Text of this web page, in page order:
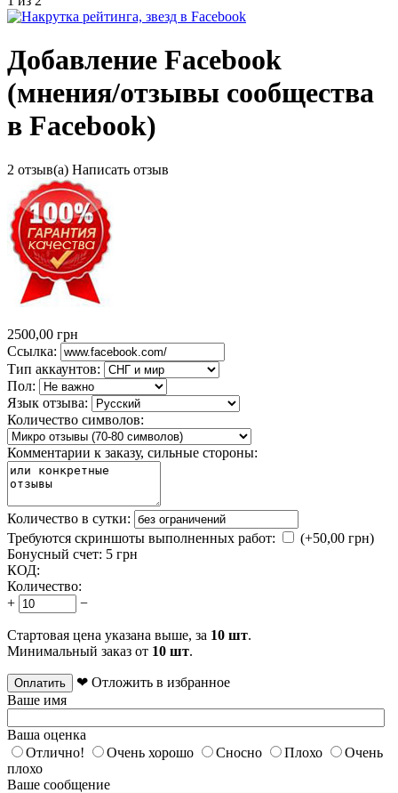
Добавление Facebook
(мнения/отзывы сообщества
в Facebook)
2 отзыв(а) Написать отзыв
2500,00 грн
Ссылка:
Тип аккаунтов:
Пол:
Язык отзыва:
Количество символов:
Комментарии к заказу, сильные стороны:
Количество в сутки:
Требуются скриншоты выполненных работ:
(+50,00 грн)
Бонусный счет: 5 грн
КОД:
Количество:
+
−
Стартовая цена указана выше, за 10 шт.
Минимальный заказ от 10 шт.
Оплатить
❤ Отложить в избранное
Ваше имя
Ваша оценка
Отлично!
Очень хорошо Сносно Плохо
Очень
плохо
Ваше сообщение